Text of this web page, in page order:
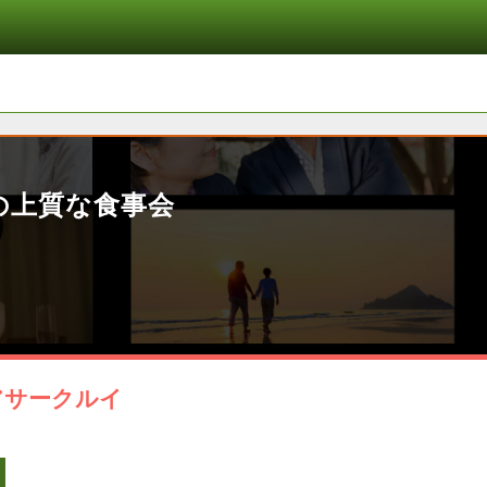
上質な食事会
ークルイ